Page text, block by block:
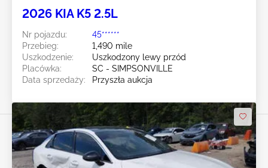
2026 KIA K5 2.5L
Nr pojazdu:
45******
Przebieg:
1,490 mile
Uszkodzenie:
Uszkodzony lewy przód
Placówka:
SC - SIMPSONVILLE
Data sprzedaży:
Przyszła aukcja